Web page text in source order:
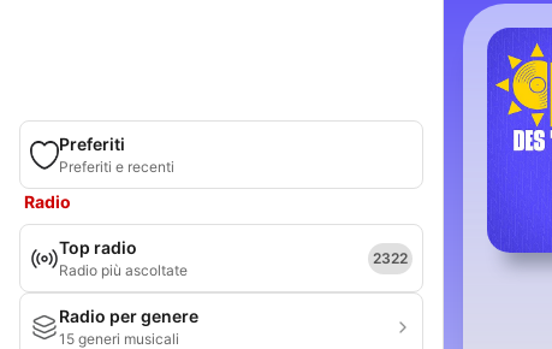
Preferiti
Preferiti e recenti
Radio
Top radio
Radio più ascoltate
2322
Radio per genere
15 generi musicali